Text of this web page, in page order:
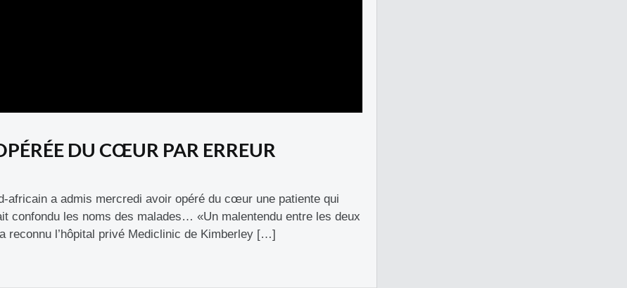
DU CŒUR PAR ERREUR
africain a admis mercredi avoir opéré du cœur une patiente qui
confondu les noms des malades… «Un malentendu entre les deux
reconnu l’hôpital privé Mediclinic de Kimberley […]